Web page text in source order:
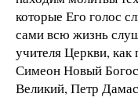
которые Его голос
сами всю жизнь
учителя Церкви,
Симеон Новый
Великий, Петр